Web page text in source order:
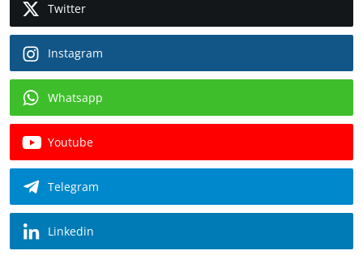
Twitter
Instagram
Whatsapp
Youtube
Telegram
Linkedin